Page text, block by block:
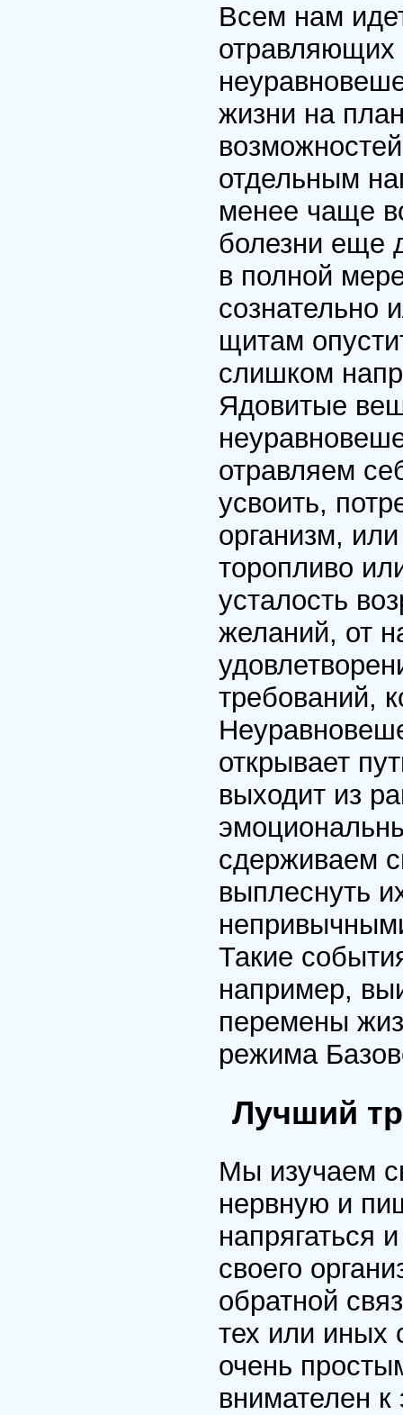
Всем нам
отравляющих
жизни на
отдельным
менее чаще
болезни еще
в полной
сознательно
щитам
слишком
Ядовитые
отравляем
усвоить,
организм,
торопливо
усталость
желаний, от
требований,
открывает
выходит из
сдерживаем
выплеснуть
Такие
например,
перемены
режима
Лучший
Мы изучаем
нервную и
напрягаться
своего
обратной
тех или иных
очень
внимателен